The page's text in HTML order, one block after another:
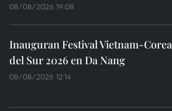
08/08/2026 19:08
Inauguran Festival Vietnam-Corea
del Sur 2026 en Da Nang
08/08/2026 12:14